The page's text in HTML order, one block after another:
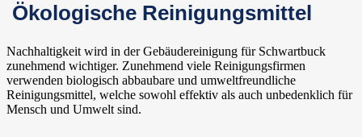
Ökologische Reinigungsmittel
Nachhaltigkeit wird in der Gebäudereinigung für Schwartbuck
zunehmend wichtiger. Zunehmend viele Reinigungsfirmen
verwenden biologisch abbaubare und umweltfreundliche
Reinigungsmittel, welche sowohl effektiv als auch unbedenklich für
Mensch und Umwelt sind.